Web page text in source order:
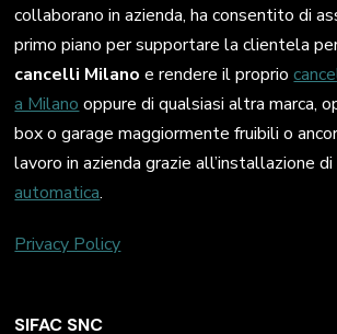
collaborano in azienda, ha consentito di
primo piano per supportare la clientela
cancelli Milano e rendere il proprio
a Milano oppure di qualsiasi altra marca,
box o garage maggiormente fruibili o
lavoro in azienda grazie all’installazione
automatica.
Privacy Policy
SIFAC SNC